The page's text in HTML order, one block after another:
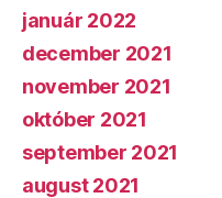
január 2022
december 2021
november 2021
október 2021
september 2021
august 2021